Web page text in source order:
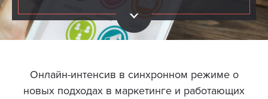
Онлайн-интенсив в синхронном режиме о
новых подходах в маркетинге и работающих